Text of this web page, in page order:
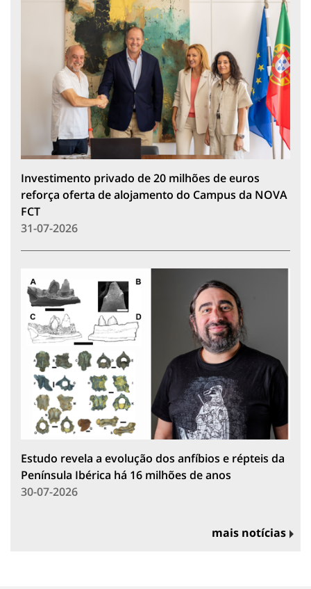
Investimento privado de 20 milhões de euros
reforça oferta de alojamento do Campus da NOVA
FCT
31-07-2026
Estudo revela a evolução dos anfíbios e répteis da
Península Ibérica há 16 milhões de anos
30-07-2026
mais notícias